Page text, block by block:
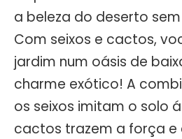
a beleza do deserto
Com seixos e cactos,
jardim num oásis de
charme exótico! A
os seixos imitam o solo
cactos trazem a força e